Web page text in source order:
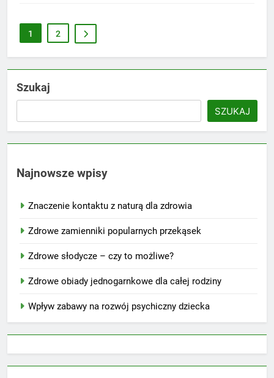
1 2
Szukaj
SZUKAJ
Najnowsze wpisy
Znaczenie kontaktu z naturą dla zdrowia
Zdrowe zamienniki popularnych przekąsek
Zdrowe słodycze – czy to możliwe?
Zdrowe obiady jednogarnkowe dla całej rodziny
Wpływ zabawy na rozwój psychiczny dziecka